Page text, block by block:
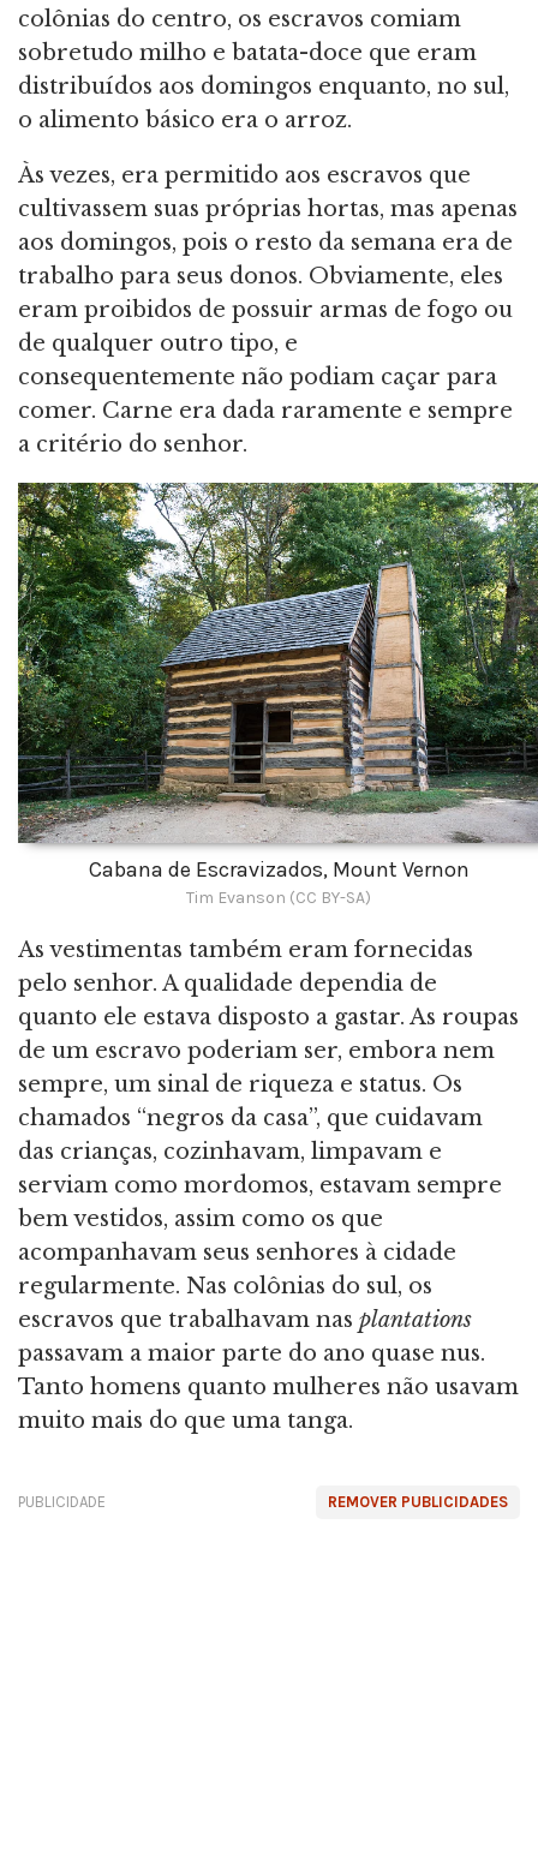
colônias do centro, os escravos comiam
sobretudo milho e batata-doce que eram
distribuídos aos domingos enquanto, no sul,
o alimento básico era o arroz.
Às vezes, era permitido aos escravos que
cultivassem suas próprias hortas, mas apenas
aos domingos, pois o resto da semana era de
trabalho para seus donos. Obviamente, eles
eram proibidos de possuir armas de fogo ou
de qualquer outro tipo, e
consequentemente não podiam caçar para
comer. Carne era dada raramente e sempre
a critério do senhor.
Cabana de Escravizados, Mount Vernon
Tim Evanson (CC BY-SA)
As vestimentas também eram fornecidas
pelo senhor. A qualidade dependia de
quanto ele estava disposto a gastar. As roupas
de um escravo poderiam ser, embora nem
sempre, um sinal de riqueza e status. Os
chamados “negros da casa”, que cuidavam
das crianças, cozinhavam, limpavam e
serviam como mordomos, estavam sempre
bem vestidos, assim como os que
acompanhavam seus senhores à cidade
regularmente. Nas colônias do sul, os
escravos que trabalhavam nas plantations
passavam a maior parte do ano quase nus.
Tanto homens quanto mulheres não usavam
muito mais do que uma tanga.
REMOVER PUBLICIDADES
PUBLICIDADE